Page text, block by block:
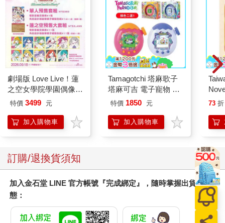
劇場版 Love Live！蓮
之空女學院學園偶像俱
樂部 Bloom Garden
組
特價 3499 元
加入購物車
Tamagotchi 塔麻歌子
塔麻可吉 電子寵物 樂
園系列（熱帶橙果／極
特價 1850 元
加入購物車
73 折
訂購/退換貨須知
加入金石堂 LINE 官方帳號『完成綁定』，隨時掌握出貨動
態：